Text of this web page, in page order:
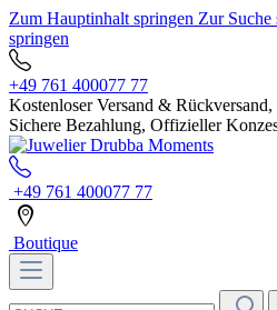
Zum Hauptinhalt springen Zur Suche
springen
+49 761 400077 77
Kostenloser Versand &
Sichere Bezahlung, Offizieller
+49 761 400077 77
Boutique